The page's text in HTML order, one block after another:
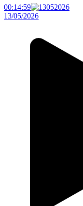
00:14:59
13/05/2026